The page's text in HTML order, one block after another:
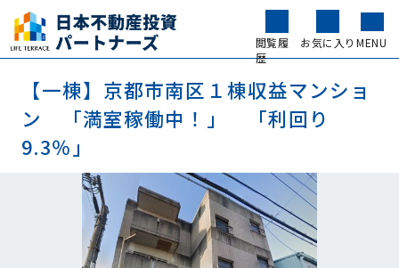
閲覧履
歴
お気に入り MENU
【一棟】京都市南区１棟収益マンショ
ン 「満室稼働中！」 「利回り
9.3％」